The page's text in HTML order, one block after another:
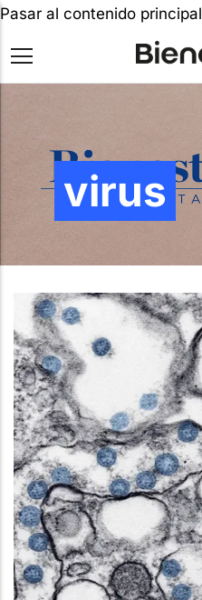
Pasar al contenido principal
virus